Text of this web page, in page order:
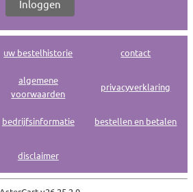
uw bestelhistorie contact
algemene
voorwaarden
privacyverklaring
bedrijfsinformatie bestellen en betalen
disclaimer